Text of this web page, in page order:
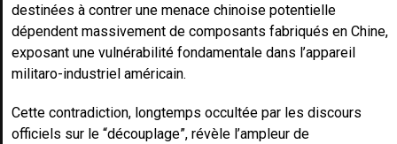
destinées à contrer une menace chinoise potentielle
dépendent massivement de composants fabriqués en Chine,
exposant une vulnérabilité fondamentale dans l’appareil
militaro-industriel américain.
Cette contradiction, longtemps occultée par les discours
officiels sur le “découplage”, révèle l’ampleur de